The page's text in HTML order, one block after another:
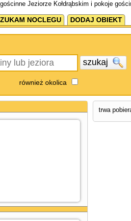
Jeziorze Kołdrąbskim i pokoje
NOCLEGU DODAJ OBIEKT
szukaj
również okolica
trwa